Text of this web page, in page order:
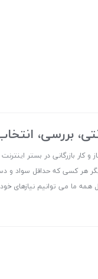
بررسی،
و کار بازرگانی در بستر
دیگر هر کسی که حداقل سواد
ما می توانیم نیازهای